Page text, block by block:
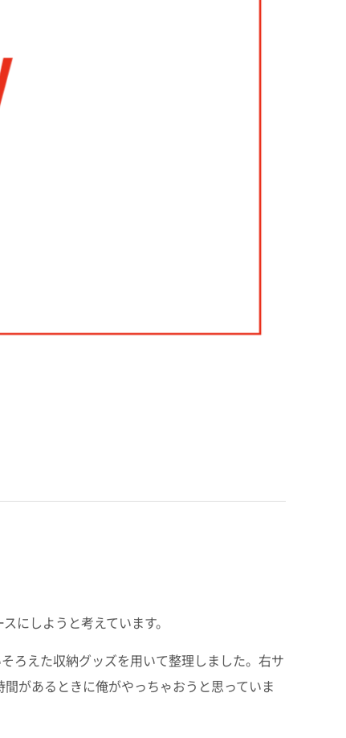
にしようと考えています。
ろえた収納グッズを用いて整理しました。右サ
があるときに俺がやっちゃおうと思っていま